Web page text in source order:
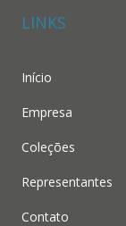
LINKS
Início
Empresa
Coleções
Representantes
Contato